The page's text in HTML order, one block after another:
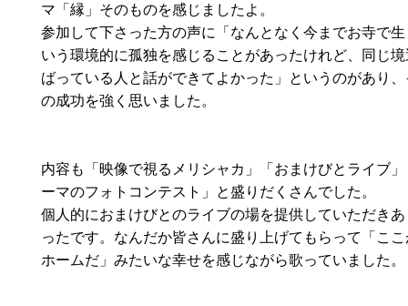
マ「縁」そのものを感じましたよ。
参加して下さった方の声に「なんとなく今までお寺で
いう環境的に孤独を感じることがあったけれど、同じ
ばっている人と話ができてよかった」というのがあり
の成功を強く思いました。
内容も「映像で視るメリシャカ」「おまけびとライブ
ーマのフォトコンテスト」と盛りだくさんでした。
個人的におまけびとのライブの場を提供していただき
ったです。なんだか皆さんに盛り上げてもらって「こ
ホームだ」みたいな幸せを感じながら歌っていました。